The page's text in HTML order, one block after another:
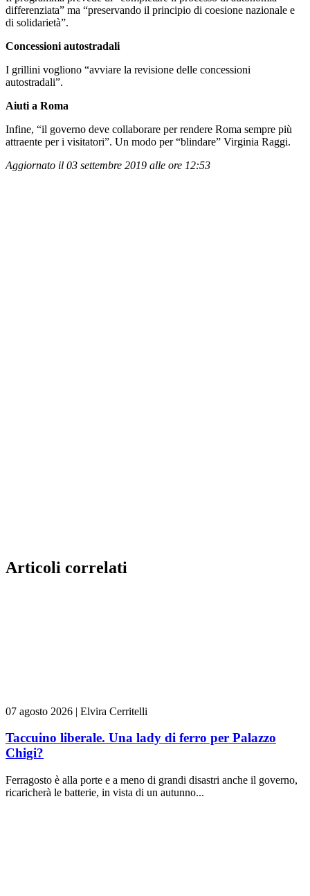
differenziata” ma “preservando il principio di coesione nazionale e
di solidarietà”.
Concessioni autostradali
I grillini vogliono “avviare la revisione delle concessioni
autostradali”.
Aiuti a Roma
Infine, “il governo deve collaborare per rendere Roma sempre più
attraente per i visitatori”. Un modo per “blindare” Virginia Raggi.
Aggiornato il 03 settembre 2019 alle ore 12:53
Articoli correlati
07 agosto 2026 | Elvira Cerritelli
Taccuino liberale. Una lady di ferro per Palazzo
Chigi?
Ferragosto è alla porte e a meno di grandi disastri anche il governo,
ricaricherà le batterie, in vista di un autunno...